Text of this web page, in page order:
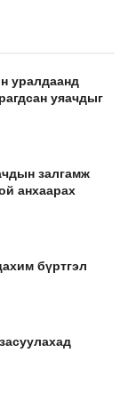
уралдаанд
уяачдыг
залгамж
анхаарах
бүртгэл